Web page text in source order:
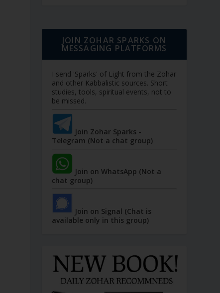
JOIN ZOHAR SPARKS ON
MESSAGING PLATFORMS
I send 'Sparks' of Light from the Zohar
and other Kabbalistic sources. Short
studies, tools, spiritual events, not to
be missed.
Join Zohar Sparks -
Telegram (Not a chat group)
Join on WhatsApp (Not a
chat group)
Join on Signal (Chat is
available only in this group)